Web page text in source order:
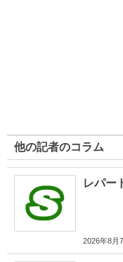
他の記者のコラム
レパー
2026年8月